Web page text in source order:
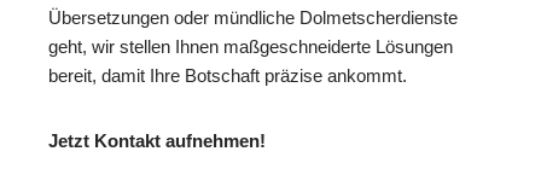
Übersetzungen oder mündliche Dolmetscherdienste
geht, wir stellen Ihnen maßgeschneiderte Lösungen
bereit, damit Ihre Botschaft präzise ankommt.
Jetzt Kontakt aufnehmen!